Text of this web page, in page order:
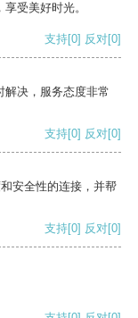
受美好时光。
支持[0] 反对[0]
解决，服务态度非常
支持[0] 反对[0]
安全性的连接，并帮
支持[0] 反对[0]